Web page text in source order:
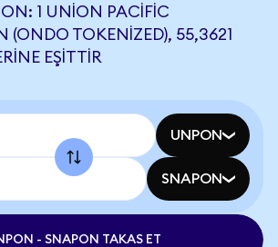
1 UNION PACIFIC
(ONDO TOKENIZED), 55,3621
EŞITTIR
UNPON
SNAPON
- SNAPON TAKAS ET